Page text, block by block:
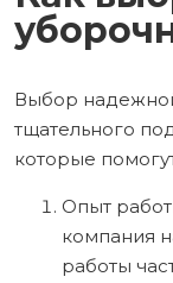
Выбор
тщательного
которые
Опыт
компания
работы